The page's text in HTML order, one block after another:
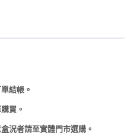
結帳。
買。
況者請至實體門市選購。